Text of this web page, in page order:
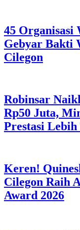
45 Organisasi
Gebyar Bakti
Cilegon
Robinsar
Rp50 Juta,
Prestasi
Keren!
Cilegon Raih
Award 2026